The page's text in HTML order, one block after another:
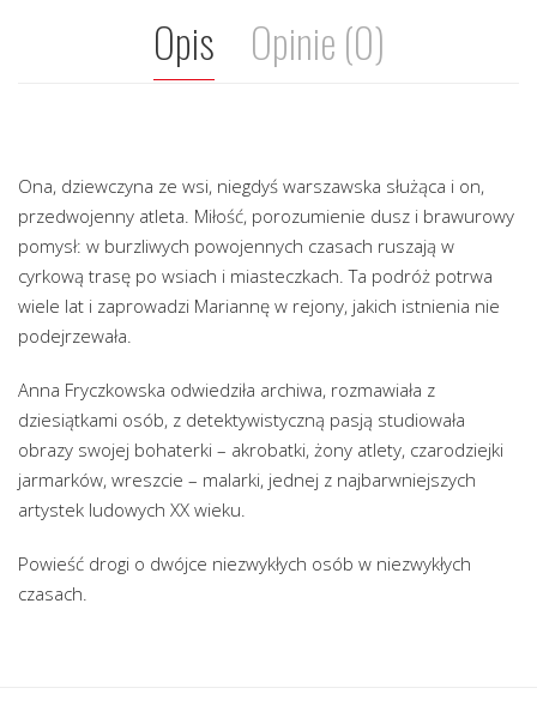
Opis Opinie (0)
Ona, dziewczyna ze wsi, niegdyś warszawska służąca i on,
przedwojenny atleta. Miłość, porozumienie dusz i brawurowy
pomysł: w burzliwych powojennych czasach ruszają w
cyrkową trasę po wsiach i miasteczkach. Ta podróż potrwa
wiele lat i zaprowadzi Mariannę w rejony, jakich istnienia nie
podejrzewała.
Anna Fryczkowska odwiedziła archiwa, rozmawiała z
dziesiątkami osób, z detektywistyczną pasją studiowała
obrazy swojej bohaterki – akrobatki, żony atlety, czarodziejki
jarmarków, wreszcie – malarki, jednej z najbarwniejszych
artystek ludowych XX wieku.
Powieść drogi o dwójce niezwykłych osób w niezwykłych
czasach.